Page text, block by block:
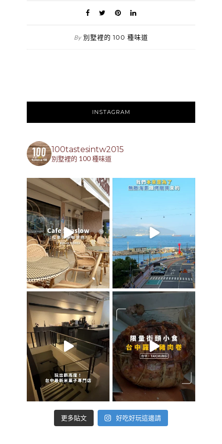
By 別墅裡的 100 種味道
INSTAGRAM
100tastesintw2015
別墅裡的 100 種味道
更多貼文 好吃好玩這邊請